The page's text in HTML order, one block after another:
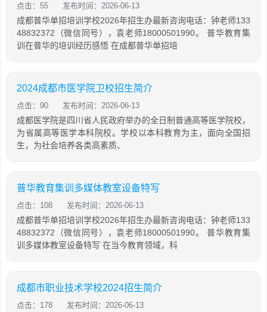
点击：55 发布时间：2026-06-13
成都普华单招培训学校2026年招生办最新咨询电话：钟老师133
48832372（微信同号），袁老师18000501990。 普华教育集
训在普华的培训经历感悟 在成都普华单招培
2024成都市医学院卫校招生简介
点击：90 发布时间：2026-06-13
成都医学院是四川省人民政府举办的全日制普通高等医学院校，
为省属高等医学本科院校。学校以本科教育为主，面向全国招
生，为社会培养各类高素质、
普华教育集训多媒体教室设备特写
点击：108 发布时间：2026-06-13
成都普华单招培训学校2026年招生办最新咨询电话：钟老师133
48832372（微信同号），袁老师18000501990。 普华教育集
训多媒体教室设备特写 在当今教育领域，科
成都市职业技术学校2024招生简介
点击：178 发布时间：2026-06-13